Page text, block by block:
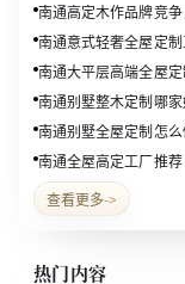
南通高定木作品牌竞
南通意式轻奢全屋定
南通大平层高端全屋
南通别墅整木定制哪
南通别墅全屋定制怎
南通全屋高定工厂推
查看更多->
热门内容